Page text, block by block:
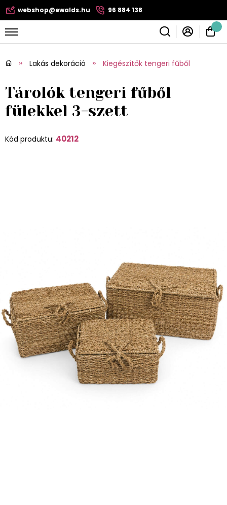
webshop@ewalds.hu 96 884 138
Lakás dekoráció Kiegészítők tengeri fűből
Tárolók tengeri fűből
fülekkel 3-szett
Kód produktu: 40212